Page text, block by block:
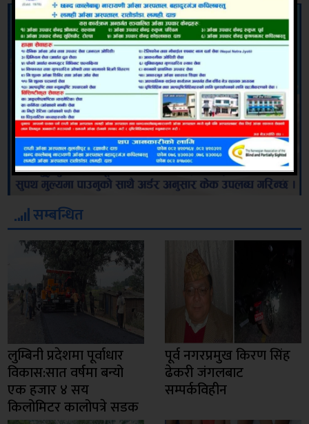
सम्बन्धित
लुम्बिनी प्रदेशमा पूर्वाधार
विकास:सात वर्षमा बन्यो
एक हजार ४ सय
किलोमिटर कालोपत्रे सडक
पूर्व नगरप्रमुख किरण सिंह
ढेकरी जंगलबाट
सम्पर्कविहीन